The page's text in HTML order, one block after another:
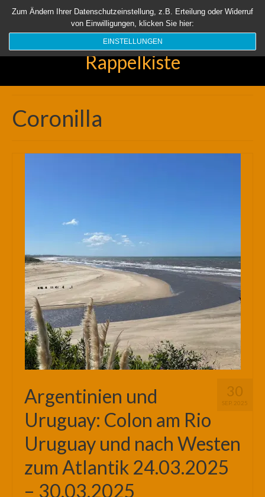
Startseite Aktuell Über uns Unsere Rappelkiste Länder
Suchen
Rappelkiste
Coronilla
30
SEP. 2025
Argentinien und
Uruguay: Colon am Rio
Uruguay und nach Westen
zum Atlantik 24.03.2025
– 30.03.2025
Zum Ändern Ihrer Datenschutzeinstellung, z.B. Erteilung oder Widerruf
von Einwilligungen, klicken Sie hier:
EINSTELLUNGEN